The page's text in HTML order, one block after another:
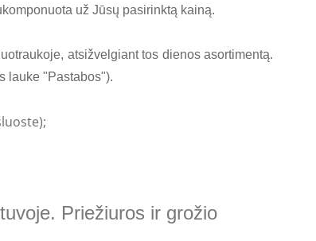
už Jūsų pasirinktą kainą.
atsižvelgiant tos dienos asortimentą.
lauke "Pastabos").
Priežiuros ir grožio